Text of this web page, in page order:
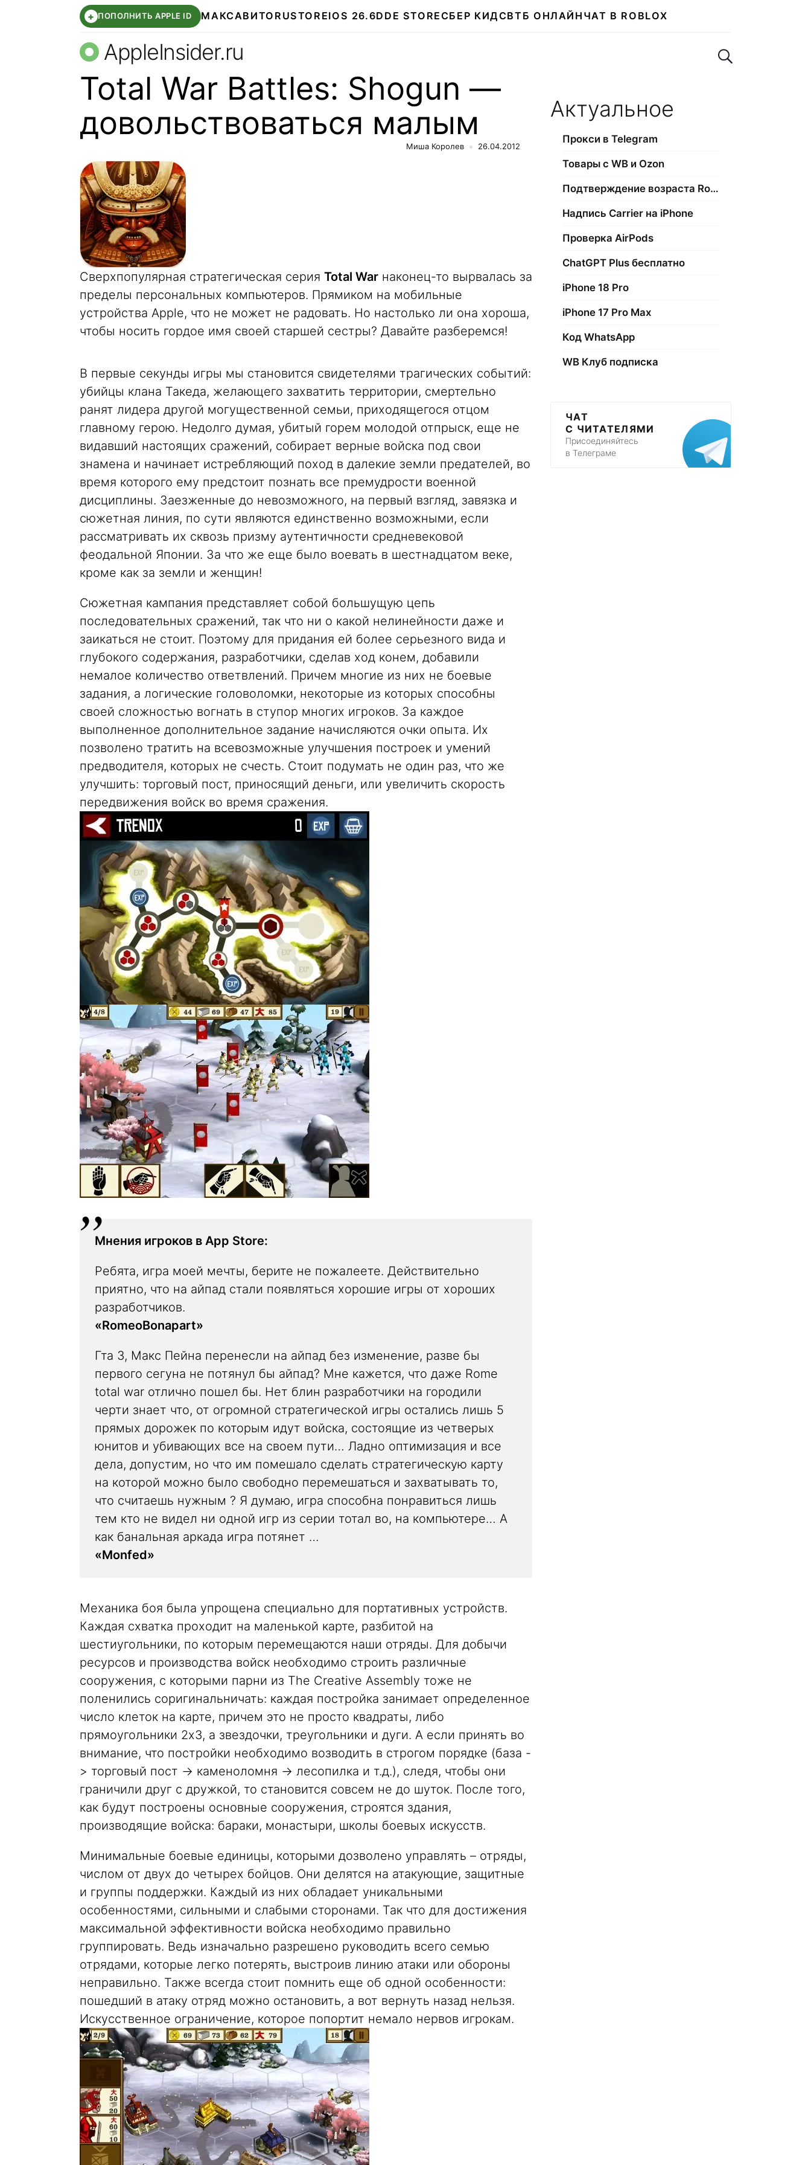
+ ПОПОЛНИТЬ APPLE ID МАКСАВИТО RUSTOREIOS 26.6DDE STORE СБЕР КИДСВТБ ОНЛАЙН ЧАТ В ROBLOX
AppleInsider.ru Поиск по сайту
Total War Battles: Shogun —
довольствоваться малым
Миша Королев 26.04.2012
Сверхпопулярная стратегическая серия Total War наконец-то вырвалась за
пределы персональных компьютеров. Прямиком на мобильные
устройства Apple, что не может не радовать. Но настолько ли она хороша,
чтобы носить гордое имя своей старшей сестры? Давайте разберемся!
В первые секунды игры мы становится свидетелями трагических событий:
убийцы клана Такеда, желающего захватить территории, смертельно
ранят лидера другой могущественной семьи, приходящегося отцом
главному герою. Недолго думая, убитый горем молодой отпрыск, еще не
видавший настоящих сражений, собирает верные войска под свои
знамена и начинает истребляющий поход в далекие земли предателей, во
время которого ему предстоит познать все премудрости военной
дисциплины. Заезженные до невозможного, на первый взгляд, завязка и
сюжетная линия, по сути являются единственно возможными, если
рассматривать их сквозь призму аутентичности средневековой
феодальной Японии. За что же еще было воевать в шестнадцатом веке,
кроме как за земли и женщин!
Сюжетная кампания представляет собой большущую цепь
последовательных сражений, так что ни о какой нелинейности даже и
заикаться не стоит. Поэтому для придания ей более серьезного вида и
глубокого содержания, разработчики, сделав ход конем, добавили
немалое количество ответвлений. Причем многие из них не боевые
задания, а логические головоломки, некоторые из которых способны
своей сложностью вогнать в ступор многих игроков. За каждое
выполненное дополнительное задание начисляются очки опыта. Их
позволено тратить на всевозможные улучшения построек и умений
предводителя, которых не счесть. Стоит подумать не один раз, что же
улучшить: торговый пост, приносящий деньги, или увеличить скорость
передвижения войск во время сражения.
Мнения игроков в App Store:
Ребята, игра моей мечты, берите не пожалеете. Действительно
приятно, что на айпад стали появляться хорошие игры от хороших
разработчиков.
«RomeoBonapart»
Гта 3, Макс Пейна перенесли на айпад без изменение, разве бы
первого сегуна не потянул бы айпад? Мне кажется, что даже Rome
total war отлично пошел бы. Нет блин разработчики на городили
черти знает что, от огромной стратегической игры остались лишь 5
прямых дорожек по которым идут войска, состоящие из четверых
юнитов и убивающих все на своем пути… Ладно оптимизация и все
дела, допустим, но что им помешало сделать стратегическую карту
на которой можно было свободно перемешаться и захватывать то,
что считаешь нужным ? Я думаю, игра способна понравиться лишь
тем кто не видел ни одной игр из серии тотал во, на компьютере… А
как банальная аркада игра потянет …
«Monfed»
Механика боя была упрощена специально для портативных устройств.
Каждая схватка проходит на маленькой карте, разбитой на
шестиугольники, по которым перемещаются наши отряды. Для добычи
ресурсов и производства войск необходимо строить различные
сооружения, с которыми парни из The Creative Assembly тоже не
поленились соригинальничать: каждая постройка занимает определенное
число клеток на карте, причем это не просто квадраты, либо
прямоугольники 2х3, а звездочки, треугольники и дуги. А если принять во
внимание, что постройки необходимо возводить в строгом порядке (база -
> торговый пост -> каменоломня -> лесопилка и т.д.), следя, чтобы они
граничили друг с дружкой, то становится совсем не до шуток. После того,
как будут построены основные сооружения, строятся здания,
производящие войска: бараки, монастыри, школы боевых искусств.
Минимальные боевые единицы, которыми дозволено управлять – отряды,
числом от двух до четырех бойцов. Они делятся на атакующие, защитные
и группы поддержки. Каждый из них обладает уникальными
особенностями, сильными и слабыми сторонами. Так что для достижения
максимальной эффективности войска необходимо правильно
группировать. Ведь изначально разрешено руководить всего семью
отрядами, которые легко потерять, выстроив линию атаки или обороны
неправильно. Также всегда стоит помнить еще об одной особенности:
пошедший в атаку отряд можно остановить, а вот вернуть назад нельзя.
Искусственное ограничение, которое попортит немало нервов игрокам.
Актуальное
Прокси в Telegram
Товары с WB и Ozon
Подтверждение возраста Roblox
Надпись Carrier на iPhone
Проверка AirPods
ChatGPT Plus бесплатно
iPhone 18 Pro
iPhone 17 Pro Max
Код WhatsApp
WB Клуб подписка
ЧАТ
С ЧИТАТЕЛЯМИ
Присоединяйтесь
в Телеграме